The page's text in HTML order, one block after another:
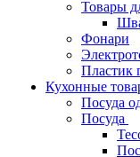
Товары
Фонари
Пластик
Кухонные
Посуда
Посуда